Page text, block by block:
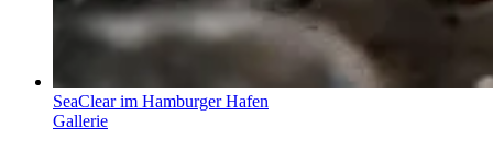
SeaClear im Hamburger Hafen
Gallerie